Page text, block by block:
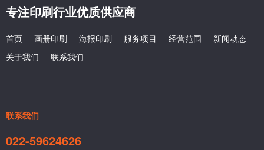
专注印刷行业优质供应商
首页 画册印刷 海报印刷 服务项目 经营范围
新闻动态
关于我们
联系我们
联系我们
022-59624626